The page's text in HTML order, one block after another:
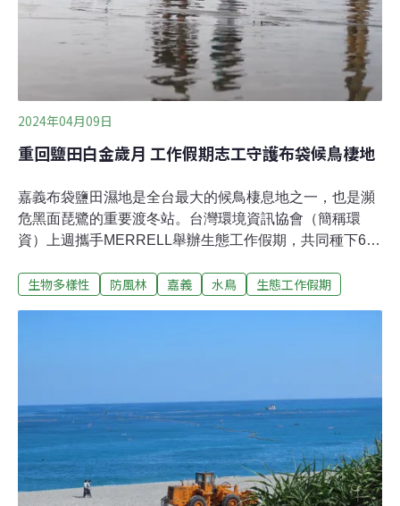
幅改變：志工才剛走過的道路
2024年04月09日
重回鹽田白金歲月 工作假期志工守護布袋候鳥棲地
嘉義布袋鹽田濕地是全台最大的候鳥棲息地之一，也是瀕
危黑面琵鷺的重要渡冬站。台灣環境資訊協會（簡稱環
資）上週攜手MERRELL舉辦生態工作假期，共同種下66
態。23位MERRELL志工造訪位於嘉義縣東石鄉的白水湖
衝擊，地景樣貌已大幅改變。不同區塊的鹽田，有些轉變
為調節洪水的滯洪池，有些則用來養殖蚵仔，成為東石、
布袋居民們重要的生活產業。眾人也幸運看見，遠方的廢
棄鹽田中，像雪地般皚皚的鹽分結晶析出，以及一旁的蚵
農實際採收一簍簍蚵仔的辛苦工作情景。為了更加認識在
生物多樣性 防風林 嘉義 水鳥 生態工作假期